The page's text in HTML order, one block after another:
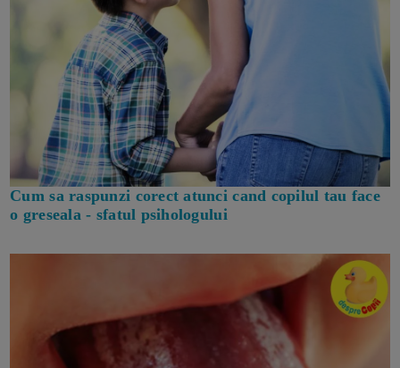
Cum sa raspunzi corect atunci cand copilul tau face
o greseala - sfatul psihologului